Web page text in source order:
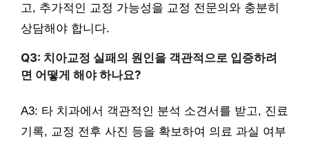
고, 추가적인 교정 가능성을 교정 전문의와 충분히
상담해야 합니다.
Q3: 치아교정 실패의 원인을 객관적으로 입증하려
면 어떻게 해야 하나요?
A3: 타 치과에서 객관적인 분석 소견서를 받고, 진료
기록, 교정 전후 사진 등을 확보하여 의료 과실 여부